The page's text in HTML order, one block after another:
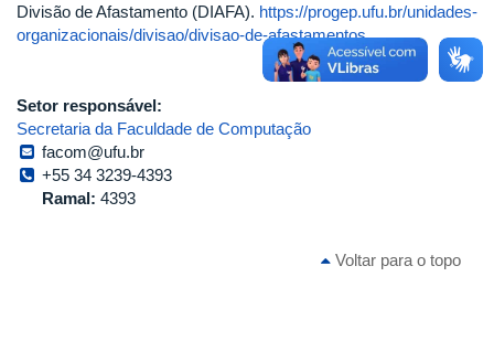
Divisão de Afastamento (DIAFA). https://progep.ufu.br/unidades-
organizacionais/divisao/divisao-de-afastamentos
Setor responsável:
Secretaria da Faculdade de Computação
facom@ufu.br
+55 34 3239-4393
Ramal: 4393
Voltar para o topo